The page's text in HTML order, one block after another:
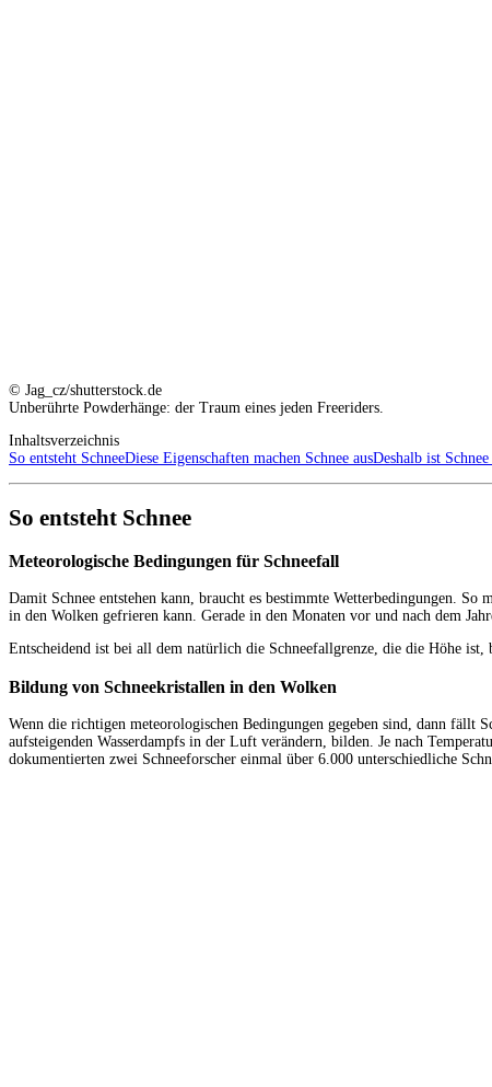
© Jag_cz/shutterstock.de
Unberührte Powderhänge: der Traum eines jeden Freeriders.
Inhaltsverzeichnis
So entsteht SchneeDiese Eigenschaften machen Schnee ausDeshalb ist
So entsteht Schnee
Meteorologische Bedingungen für Schneefall
Damit Schnee entstehen kann, braucht es bestimmte Wetterbedingungen.
in den Wolken gefrieren kann. Gerade in den Monaten vor und nach dem
Entscheidend ist bei all dem natürlich die Schneefallgrenze, die die Höhe
Bildung von Schneekristallen in den Wolken
Wenn die richtigen meteorologischen Bedingungen gegeben sind, dann fällt
aufsteigenden Wasserdampfs in der Luft verändern, bilden. Je nach
dokumentierten zwei Schneeforscher einmal über 6.000 unterschiedliche